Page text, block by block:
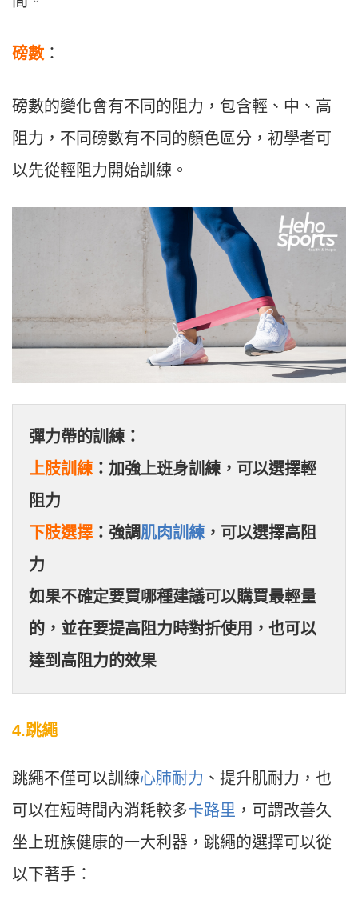
磅數 ：
磅數的變化會有不同的阻力，包含輕、中、高
阻力，不同磅數有不同的顏色區分，初學者可
以先從輕阻力開始訓練。
上肢訓練 ：加強上班身訓練，可以選擇輕
下肢選擇 ：強調肌肉訓練 ，可以選擇高阻
力
如果不確定要買哪種建議可以購買最輕量
的，並在要提高阻力時對折使用，也可以
4.跳繩
跳繩不僅可以訓練心肺耐力 、提升肌耐力，也
可以在短時間內消耗較多卡路里 ，可謂改善久
坐上班族健康的一大利器，跳繩的選擇可以從
以下著手：